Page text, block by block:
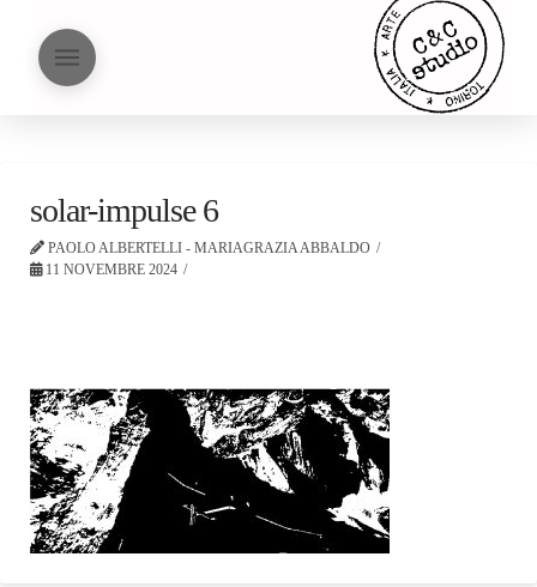
solar-impulse 6
PAOLO ALBERTELLI - MARIAGRAZIA ABBALDO
11 NOVEMBRE 2024